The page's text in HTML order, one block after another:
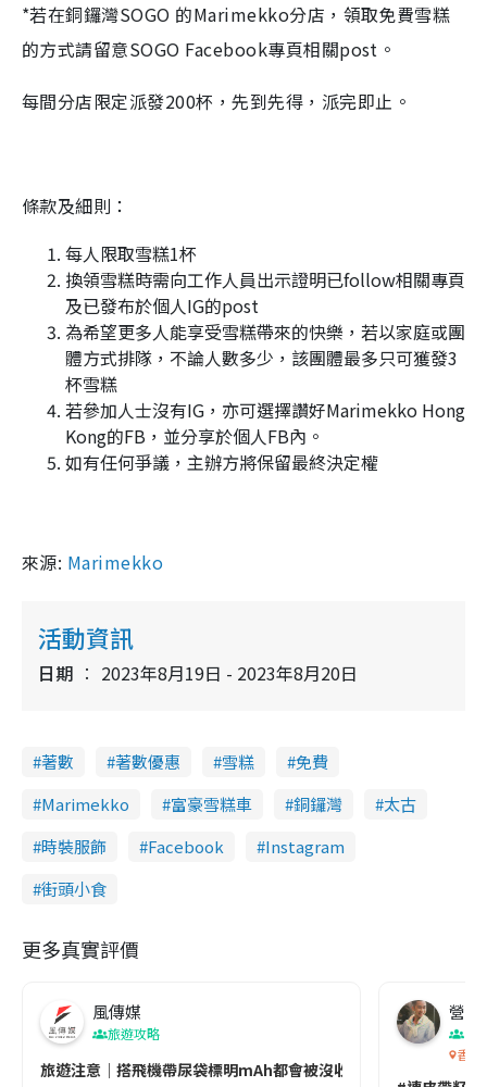
*若在銅鑼灣SOGO 的Marimekko分店，領取免費雪糕
的方式請留意SOGO Facebook專頁相關post。
每間分店限定派發200杯，先到先得，派完即止。
條款及細則：
每人限取雪糕1杯
換領雪糕時需向工作人員出示證明已follow相關專頁
及已發布於個人IG的post
為希望更多人能享受雪糕帶來的快樂，若以家庭或團
體方式排隊，不論人數多少，該團體最多只可獲發3
杯雪糕
若參加人士沒有IG，亦可選擇讚好Marimekko Hong
Kong的FB，並分享於個人FB內。
如有任何爭議，主辦方將保留最終決定權
來源: Marimekko
活動資訊
日期 2023年8月19日 - 2023年8月20日
著數 著數優惠 雪糕
免費
Marimekko
富豪雪糕車 銅鑼灣
太古
時裝服飾
Facebook
Instagram
街頭小食
更多真實評價
風傳媒
旅遊攻略
旅遊注意｜搭飛機帶尿袋標明mAh都會被沒收😱出發前切記檢查
營養
香港